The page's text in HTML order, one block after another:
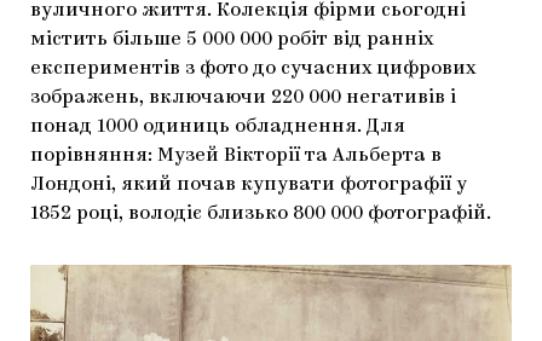
вуличного життя. Колекція фірми сьогодні
містить більше 5 000 000 робіт від ранніх
експериментів з фото до сучасних цифрових
зображень, включаючи 220 000 негативів і
понад 1000 одиниць обладнення. Для
порівняння: Музей Вікторії та Альберта в
Лондоні, який почав купувати фотографії у
1852 році, володіє близько 800 000 фотографій.